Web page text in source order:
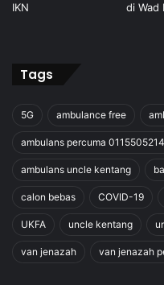
Tags
5G ambulance free
ambulans percuma
ambulans uncle kentang
calon bebas COVID-19
UKFA uncle kentang
van jenazah van jenazah